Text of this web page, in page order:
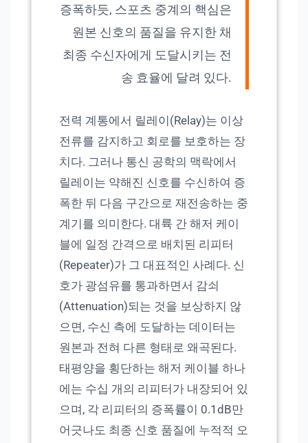
증폭하듯, 스포츠 중계의 핵심은
원본 신호의 품질을 유지한 채
최종 수신자에게 도달시키는 전
송 효율에 달려 있다.
전력 계통에서 릴레이(Relay)는 이상
전류를 감지하고 회로를 보호하는 장
치다. 그러나 통신 공학의 맥락에서
릴레이는 약해진 신호를 수신하여 증
폭한 뒤 다음 구간으로 재전송하는 중
계기를 의미한다. 대륙 간 해저 케이
블에 일정 간격으로 배치된 리피터
(Repeater)가 그 대표적인 사례다. 신
호가 광섬유를 통과하면서 감쇠
(Attenuation)되는 것을 보상하지 않
으면, 수신 측에 도달하는 데이터는
원본과 전혀 다른 형태로 왜곡된다.
태평양을 횡단하는 해저 케이블 하나
에는 수십 개의 리피터가 내장되어 있
으며, 각 리피터의 증폭률이 0.1dB만
어긋나도 최종 신호 품질에 누적적 오